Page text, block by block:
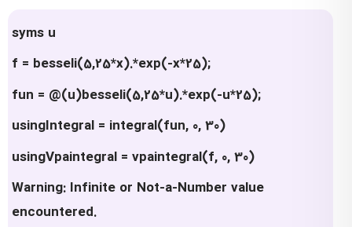
syms u
f = besseli(5,25*x).*exp(-x*25);
fun = @(u)besseli(5,25*u).*exp(-u*25);
usingIntegral = integral(fun, 0, 30)
usingVpaintegral = vpaintegral(f, 0, 30)
Warning: Infinite or Not-a-Number value
encountered.